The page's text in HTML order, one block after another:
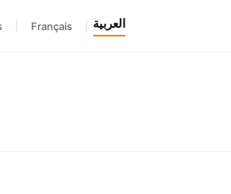
العربية Français